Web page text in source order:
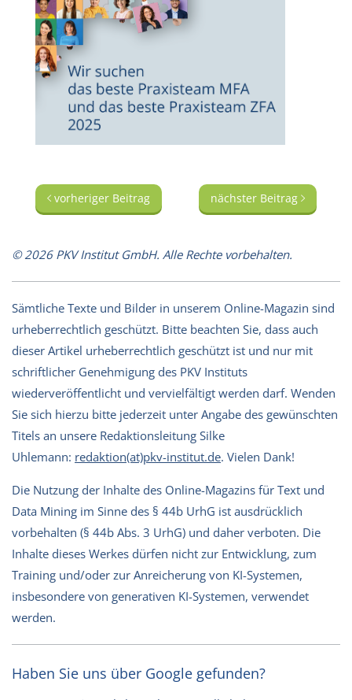
vorheriger Beitrag nächster Beitrag
© 2026 PKV Institut GmbH. Alle Rechte vorbehalten.
Sämtliche Texte und Bilder in unserem Online-Magazin sind
urheberrechtlich geschützt. Bitte beachten Sie, dass auch
dieser Artikel urheberrechtlich geschützt ist und nur mit
schriftlicher Genehmigung des PKV Instituts
wiederveröffentlicht und vervielfältigt werden darf. Wenden
Sie sich hierzu bitte jederzeit unter Angabe des gewünschten
Titels an unsere Redaktionsleitung Silke
Uhlemann: redaktion(at)pkv-institut.de. Vielen Dank!
Die Nutzung der Inhalte des Online-Magazins für Text und
Data Mining im Sinne des § 44b UrhG ist ausdrücklich
vorbehalten (§ 44b Abs. 3 UrhG) und daher verboten. Die
Inhalte dieses Werkes dürfen nicht zur Entwicklung, zum
Training und/oder zur Anreicherung von KI-Systemen,
insbesondere von generativen KI-Systemen, verwendet
werden.
Haben Sie uns über Google gefunden?